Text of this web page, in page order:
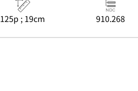
125p ; 19cm 910.268